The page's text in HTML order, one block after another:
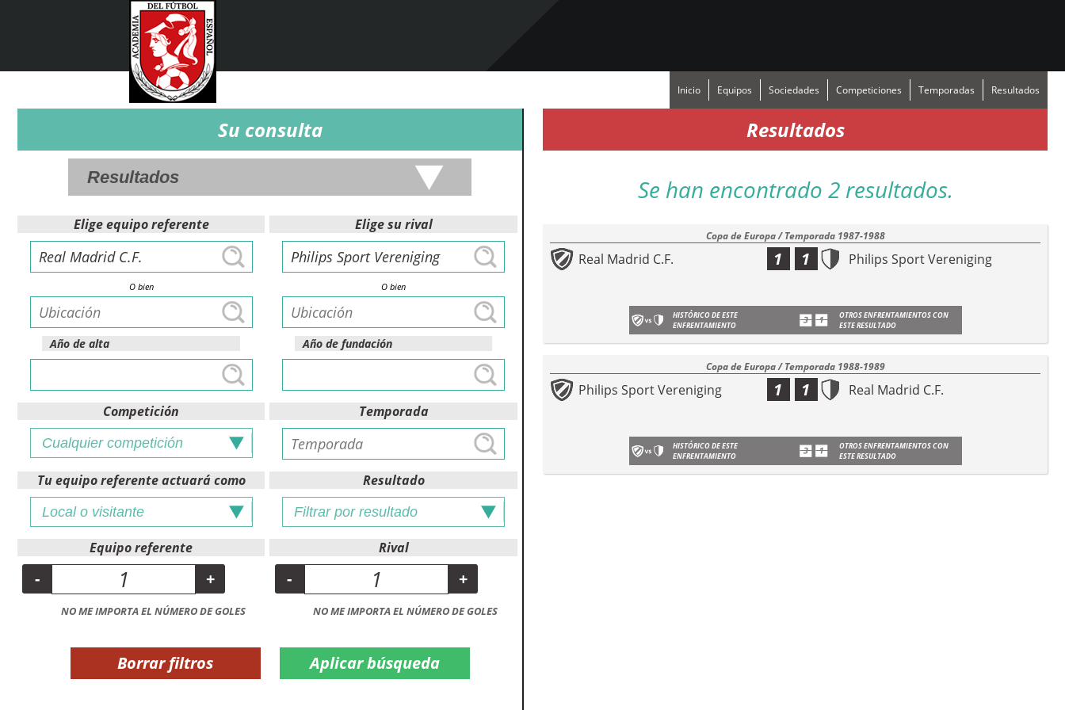
Inicio Equipos Sociedades Competiciones Temporadas Resultados
Su consulta
Elige equipo referente
O bien
Año de alta
Elige su rival
O bien
Año de fundación
Competición Temporada
Tu equipo referente actuará como Resultado
Equipo referente
- +
NO ME IMPORTA EL NÚMERO DE GOLES
Rival
- +
NO ME IMPORTA EL NÚMERO DE GOLES
Borrar filtros
Resultados
Se han encontrado 2 resultados.
Copa de Europa / Temporada 1987-1988
Real Madrid C.F. 1 Philips Sport Vereniging
1
HISTÓRICO DE ESTE
ENFRENTAMIENTO
OTROS ENFRENTAMIENTOS CON
ESTE RESULTADO
Copa de Europa / Temporada 1988-1989
Philips Sport Vereniging 1 Real Madrid C.F.
1
HISTÓRICO DE ESTE
ENFRENTAMIENTO
OTROS ENFRENTAMIENTOS CON
ESTE RESULTADO